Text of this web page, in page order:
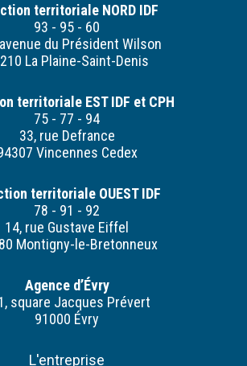
territoriale NORD IDF
93 - 95 - 60
du Président Wilson
La Plaine-Saint-Denis
territoriale EST IDF et CPH
75 - 77 - 94
33, rue Defrance
Vincennes Cedex
territoriale OUEST IDF
78 - 91 - 92
14, rue Gustave Eiffel
Montigny-le-Bretonneux
Agence d’Évry
square Jacques Prévert
91000 Évry
L'entreprise